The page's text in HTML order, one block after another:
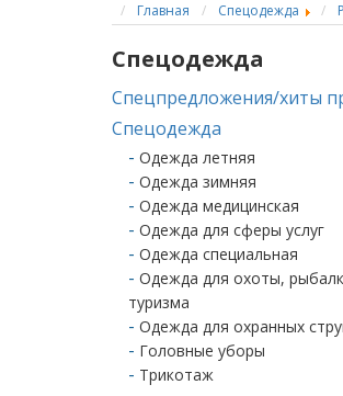
Главная Спецодежда
Спецодежда
Спецпредложения/хиты
Спецодежда
Одежда летняя
Одежда зимняя
Одежда медицинская
Одежда для сферы услуг
Одежда специальная
Одежда для охоты,
туризма
Одежда для охранных
Головные уборы
Трикотаж